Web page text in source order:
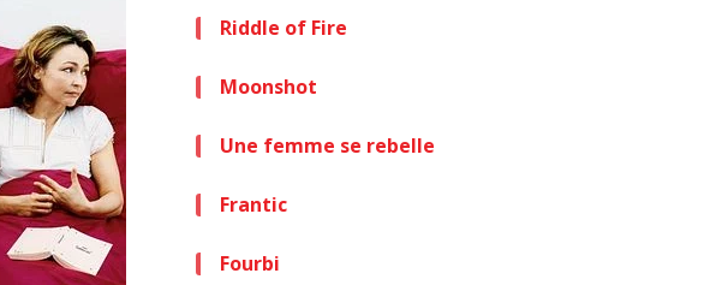
Riddle of Fire
Moonshot
Une femme se rebelle
Frantic
Fourbi